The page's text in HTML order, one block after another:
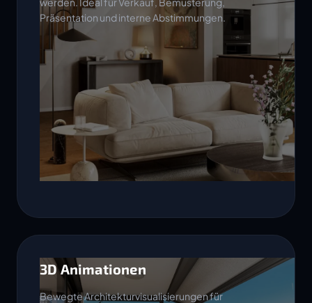
Präsentation und interne Abstimmungen.
3D Animationen
Bewegte Architekturvisualisierungen für